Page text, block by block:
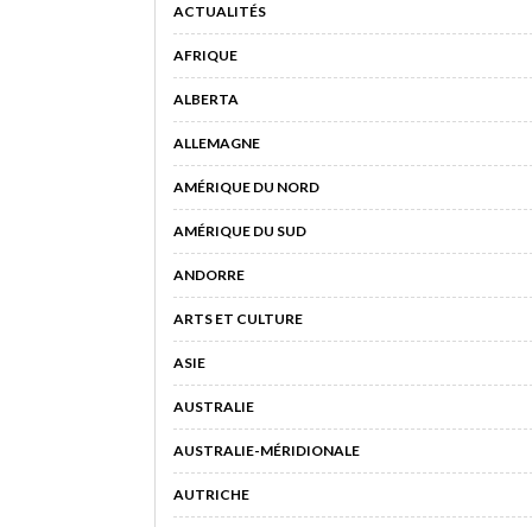
ACTUALITÉS
AFRIQUE
ALBERTA
ALLEMAGNE
AMÉRIQUE DU NORD
AMÉRIQUE DU SUD
ANDORRE
ARTS ET CULTURE
ASIE
AUSTRALIE
AUSTRALIE-MÉRIDIONALE
AUTRICHE